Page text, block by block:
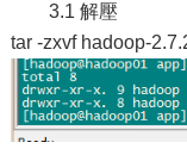
3.1 解壓
tar -zxvf hadoop-